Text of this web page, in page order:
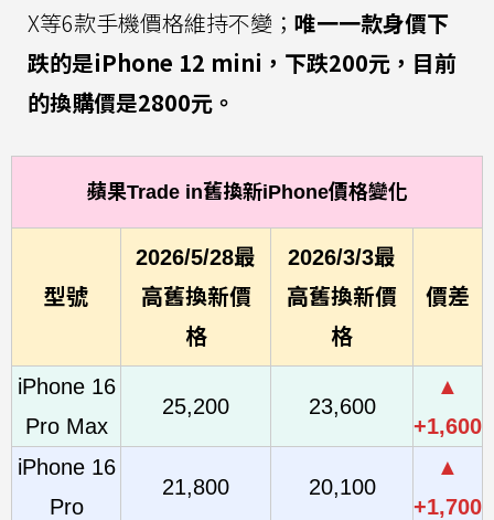
X等6款手機價格維持不變； 唯一一款身價下
跌的是iPhone 12 mini，下跌200元，目前
的換購價是2800元。
蘋果Trade in舊換新iPhone價格變化
型號
2026/5/28最
高舊換新價
格
2026/3/3最
高舊換新價
格
價差
iPhone 16
Pro Max
25,200 23,600
▲
+1,600
iPhone 16
Pro
21,800 20,100
▲
+1,700